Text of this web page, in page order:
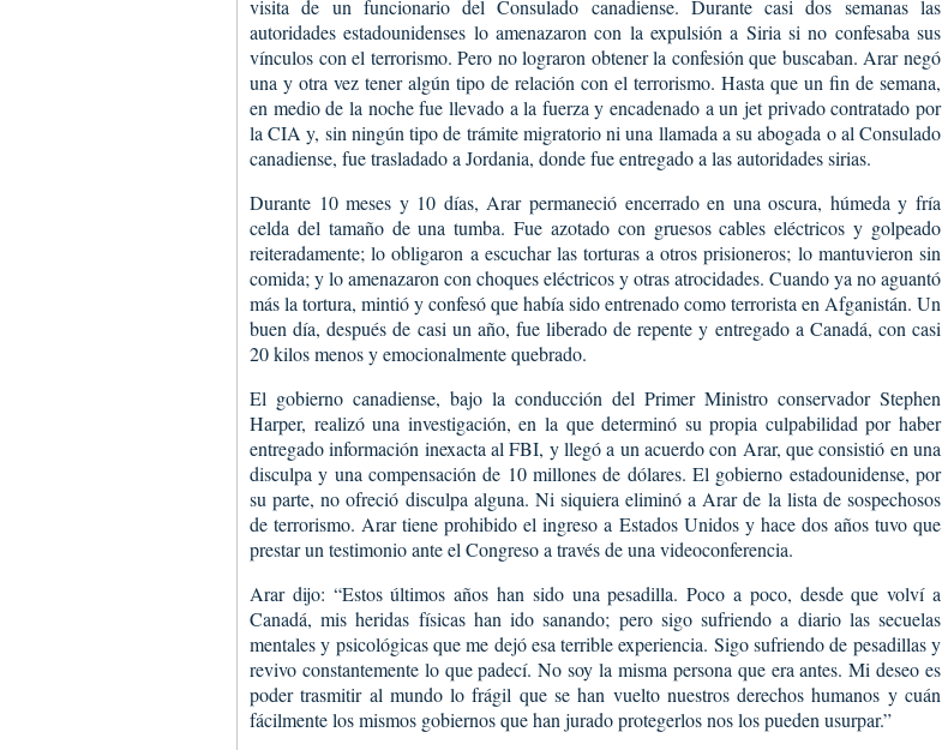
visita de un funcionario del Consulado canadiense. Durante casi dos semanas las
autoridades estadounidenses lo amenazaron con la expulsión a Siria si no confesaba sus
vínculos con el terrorismo. Pero no lograron obtener la confesión que buscaban. Arar negó
una y otra vez tener algún tipo de relación con el terrorismo. Hasta que un fin de semana,
en medio de la noche fue llevado a la fuerza y encadenado a un jet privado contratado por
la CIA y, sin ningún tipo de trámite migratorio ni una llamada a su abogada o al Consulado
canadiense, fue trasladado a Jordania, donde fue entregado a las autoridades sirias.
Durante 10 meses y 10 días, Arar permaneció encerrado en una oscura, húmeda y fría
celda del tamaño de una tumba. Fue azotado con gruesos cables eléctricos y golpeado
reiteradamente; lo obligaron a escuchar las torturas a otros prisioneros; lo mantuvieron sin
comida; y lo amenazaron con choques eléctricos y otras atrocidades. Cuando ya no aguantó
más la tortura, mintió y confesó que había sido entrenado como terrorista en Afganistán. Un
buen día, después de casi un año, fue liberado de repente y entregado a Canadá, con casi
20 kilos menos y emocionalmente quebrado.
El gobierno canadiense, bajo la conducción del Primer Ministro conservador Stephen
Harper, realizó una investigación, en la que determinó su propia culpabilidad por haber
entregado información inexacta al FBI, y llegó a un acuerdo con Arar, que consistió en una
disculpa y una compensación de 10 millones de dólares. El gobierno estadounidense, por
su parte, no ofreció disculpa alguna. Ni siquiera eliminó a Arar de la lista de sospechosos
de terrorismo. Arar tiene prohibido el ingreso a Estados Unidos y hace dos años tuvo que
prestar un testimonio ante el Congreso a través de una videoconferencia.
Arar dijo: “Estos últimos años han sido una pesadilla. Poco a poco, desde que volví a
Canadá, mis heridas físicas han ido sanando; pero sigo sufriendo a diario las secuelas
mentales y psicológicas que me dejó esa terrible experiencia. Sigo sufriendo de pesadillas y
revivo constantemente lo que padecí. No soy la misma persona que era antes. Mi deseo es
poder trasmitir al mundo lo frágil que se han vuelto nuestros derechos humanos y cuán
fácilmente los mismos gobiernos que han jurado protegerlos nos los pueden usurpar.”